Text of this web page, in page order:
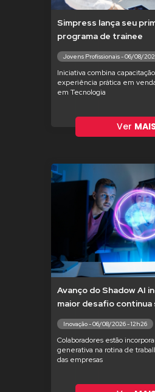
Simpress lança seu
programa de trainee
Jovens Profissionais - 06/08/
Iniciativa combina
experiência prática em
em Tecnologia
Ver
Avanço do Shadow AI
maior desafio continua
Inovação - 06/08/2026 - 12h26
Colaboradores estão
generativa na rotina de
das empresas